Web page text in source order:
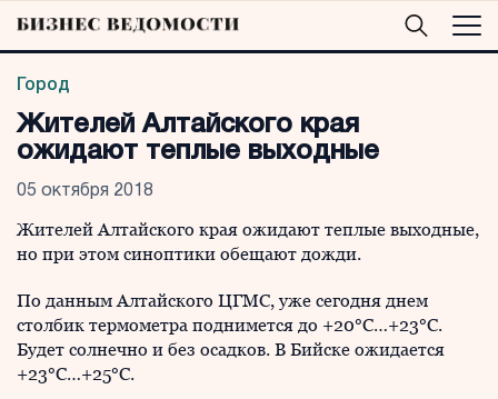
Город
Жителей Алтайского края
ожидают теплые выходные
05 октября 2018
Жителей Алтайского края ожидают теплые выходные,
но при этом синоптики обещают дожди.
По данным Алтайского ЦГМС, уже сегодня днем
столбик термометра поднимется до +20°C…+23°C.
Будет солнечно и без осадков. В Бийске ожидается
+23°C…+25°C.